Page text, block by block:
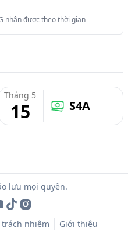
nhận được theo thời gian
Tháng 5
15 S4A
lưu mọi quyền.
nhiệm Giới thiệu